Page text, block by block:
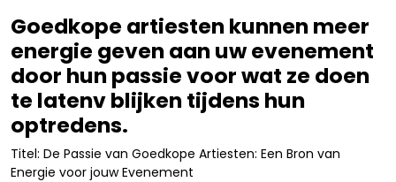
Goedkope artiesten kunnen meer
energie geven aan uw evenement
door hun passie voor wat ze doen
te latenv blijken tijdens hun
optredens.
Titel: De Passie van Goedkope Artiesten: Een Bron van
Energie voor jouw Evenement